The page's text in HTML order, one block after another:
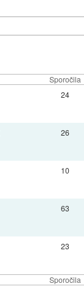
Sporočila
Sporočila
24
26
10
63
23